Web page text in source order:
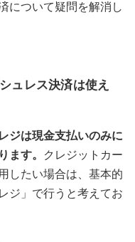
について疑問を解消し
ュレス決済は使え
ジは現金支払いのみに
ます。
クレジットカー
したい場合は、基本的
ジ」で行うと考えてお